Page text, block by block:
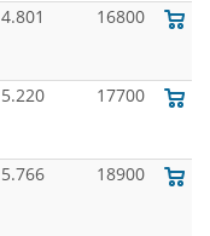
4.801 16800
5.220 17700
5.766 18900